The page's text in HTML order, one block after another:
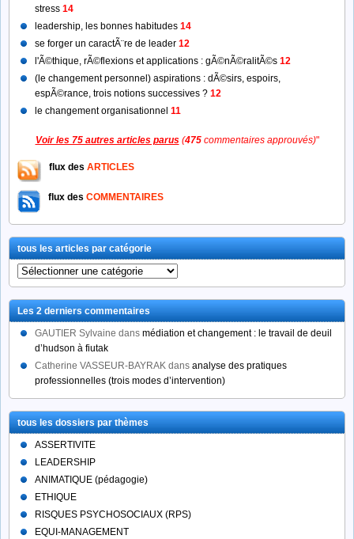
stress 14
leadership, les bonnes habitudes 14
se forger un caractÃ¨re de leader 12
l'Ã©thique, rÃ©flexions et applications : gÃ©nÃ©ralitÃ©s 12
(le changement personnel) aspirations : dÃ©sirs, espoirs,
espÃ©rance, trois notions successives ? 12
le changement organisationnel 11
Voir les 75 autres articles parus (475commentaires approuvés)"
flux des ARTICLES
flux des COMMENTAIRES
tous les articles par catégorie
tous
les
articles
par
catégorie
Les 2 derniers commentaires
GAUTIER Sylvaine dans médiation et changement : le travail de deuil
d’hudson à fiutak
Catherine VASSEUR-BAYRAK dans analyse des pratiques
professionnelles (trois modes d’intervention)
tous les dossiers par thèmes
ASSERTIVITE
LEADERSHIP
ANIMATIQUE (pédagogie)
ETHIQUE
RISQUES PSYCHOSOCIAUX (RPS)
EQUI-MANAGEMENT